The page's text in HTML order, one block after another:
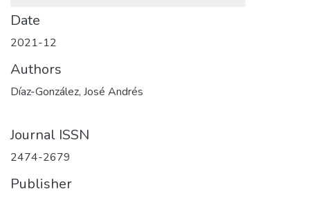
Date
2021-12
Authors
Díaz-González, José Andrés
Journal ISSN
2474-2679
Publisher